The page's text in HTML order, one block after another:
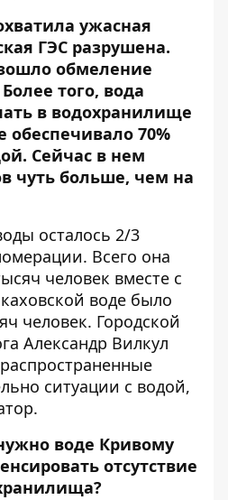
ужасная
ГЭС разрушена.
обмеление
того, вода
в водохранилище
обеспечивало 70%
. Сейчас в нем
чуть больше, чем на
осталось 2/3
Всего она
человек вместе с
воде было
человек. Городской
Александр Вилкул
ситуации с водой,
воде Кривому
отсутствие